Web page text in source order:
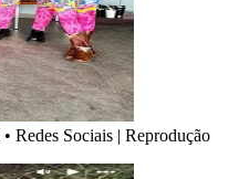
• Redes Sociais | Reprodução